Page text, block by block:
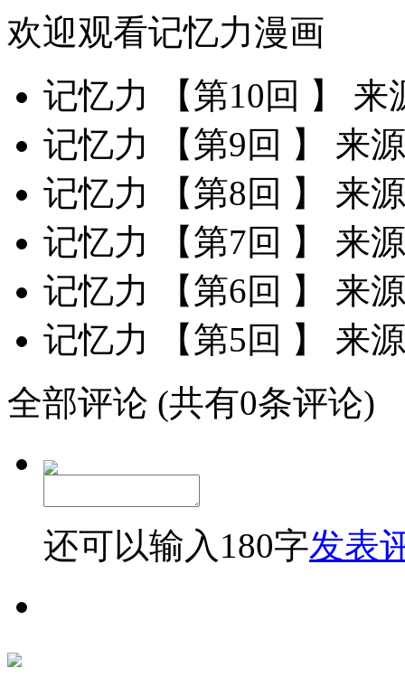
欢迎观看记忆力漫画
记忆力 【第10回 】
来
记忆力 【第9回 】
来
记忆力 【第8回 】
来
记忆力 【第7回 】
来
记忆力 【第6回 】
来
记忆力 【第5回 】
来
全部评论 (共有0条评论)
还可以输入 180字发表